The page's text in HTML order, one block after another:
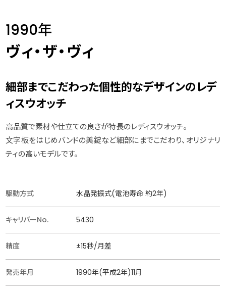
1990年
ヴィ・ザ・ヴィ
細部までこだわった個性的なデザインのレデ
ィスウオッチ
高品質で素材や仕立ての良さが特長のレディスウオッチ。
文字板をはじめバンドの美錠など細部にまでこだわり、オリジナリ
ティの高いモデルです。
駆動方式 水晶発振式(電池寿命 約2年)
キャリバーNo. 5430
精度 ±15秒/月差
発売年月 1990年(平成2年)11月